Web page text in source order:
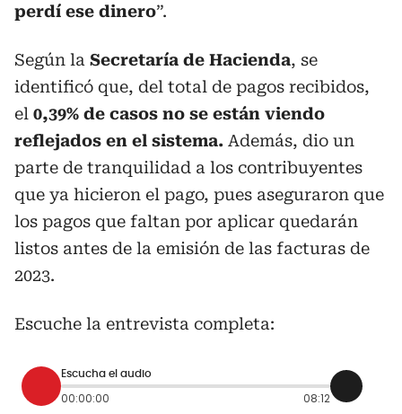
perdí ese dinero”.
Según la Secretaría de Hacienda, se
identificó que, del total de pagos recibidos,
el 0,39% de casos no se están viendo
reflejados en el sistema. Además, dio un
parte de tranquilidad a los contribuyentes
que ya hicieron el pago, pues aseguraron que
los pagos que faltan por aplicar quedarán
listos antes de la emisión de las facturas de
2023.
Escuche la entrevista completa:
Escucha el audio
00:00:00 08:12